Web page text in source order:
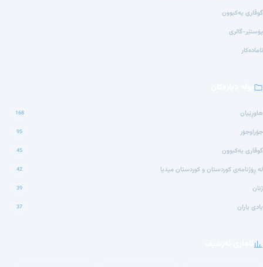
گوڤاری یەکبوون
پۆستێر-گالری
ئامادەکار
هاوڕێیان 168
جۆراوجۆر 95
گوڤاری یەکبوون 45
لە ڕۆژنامەی کوردستان و کوردستان میدیا 42
ژنان 39
یادی یاران 37